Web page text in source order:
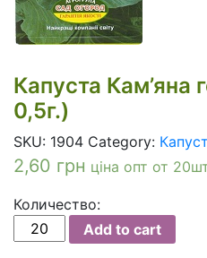
Капуста Кам’яна
0,5г.)
SKU: 1904 Category:
2,60 грн ціна опт от
Количество:
Капуста
Кам'яна
Add to cart